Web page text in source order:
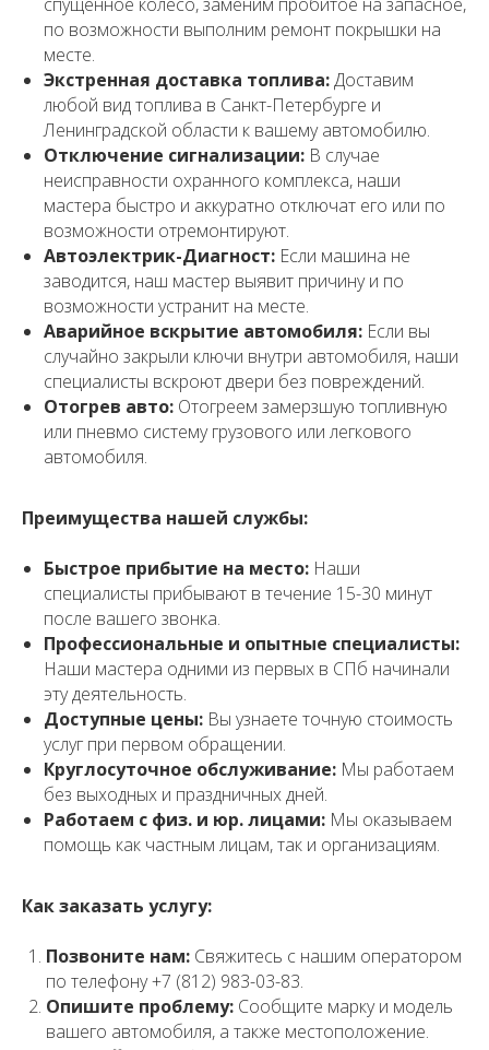
по возможности выполним ремонт покрышки на
месте.
Экстренная доставка топлива:Доставим
любой вид топлива в Санкт-Петербурге и
Ленинградской области к вашему автомобилю.
Отключение сигнализации: В случае
неисправности охранного комплекса, наши
мастера быстро и аккуратно отключат его или по
возможности отремонтируют.
Автоэлектрик-Диагност: Если машина не
заводится, наш мастер выявит причину и по
возможности устранит на месте.
Аварийное вскрытие автомобиля: Если вы
случайно закрыли ключи внутри автомобиля, наши
специалисты вскроют двери без повреждений.
Отогрев авто: Отогреем замерзшую топливную
или пневмо систему грузового или легкового
автомобиля.
Преимущества нашей службы:
Быстрое прибытие на место: Наши
специалисты прибывают в течение 15-30 минут
после вашего звонка.
Профессиональные и опытные специалисты:
Наши мастера одними из первых в СПб начинали
эту деятельность.
Доступные цены: Вы узнаете точную стоимость
услуг при первом обращении.
Круглосуточное обслуживание: Мы работаем
без выходных и праздничных дней.
Работаем с физ. и юр. лицами: Мы оказываем
помощь как частным лицам, так и организациям.
Как заказать услугу:
Позвоните нам: Свяжитесь с нашим оператором
по телефону +7 (812) 983-03-83.
Опишите проблему: Сообщите марку и модель
вашего автомобиля, а также местоположение.